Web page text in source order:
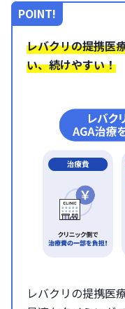
POINT!
レバクリの提携医
い、続けやすい！
レバクリの提携医